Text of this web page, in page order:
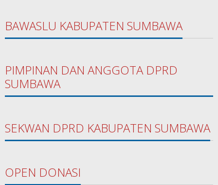
BAWASLU KABUPATEN SUMBAWA
PIMPINAN DAN ANGGOTA DPRD
SUMBAWA
SEKWAN DPRD KABUPATEN SUMBAWA
OPEN DONASI